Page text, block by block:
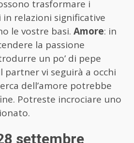
trasformare i
relazioni significative
le vostre basi. Amore: in
la passione
un po’ di pepe
partner vi seguirà a occhi
dell’amore potrebbe
Potreste incrociare uno
settembre